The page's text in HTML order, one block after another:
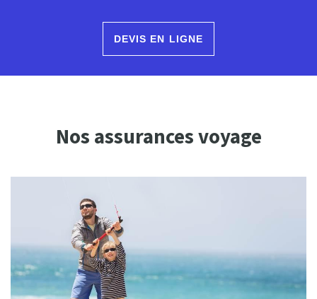
DEVIS EN LIGNE
Nos assurances voyage